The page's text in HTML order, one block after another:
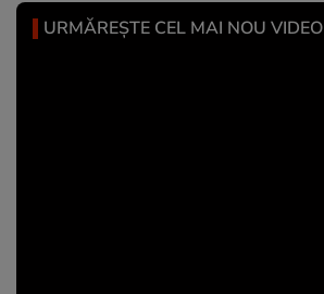
URMĂREȘTE CEL MAI NOU VIDEO